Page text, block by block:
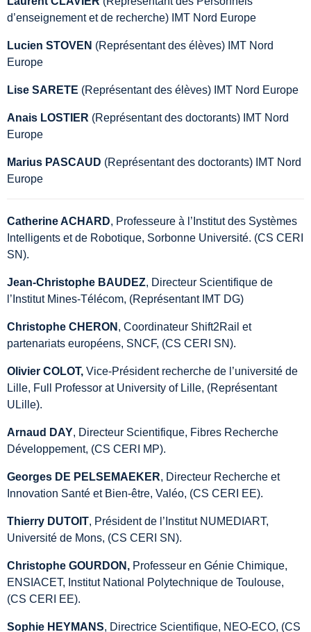
d’enseignement et de recherche) IMT Nord Europe
Lucien STOVEN (Représentant des élèves) IMT Nord
Europe
Lise SARETE (Représentant des élèves) IMT Nord Europe
Anais LOSTIER (Représentant des doctorants) IMT Nord
Europe
Marius PASCAUD (Représentant des doctorants) IMT Nord
Europe
Catherine ACHARD, Professeure à l’Institut des Systèmes
Intelligents et de Robotique, Sorbonne Université. (CS CERI
SN).
Jean-Christophe BAUDEZ, Directeur Scientifique de
l’Institut Mines-Télécom, (Représentant IMT DG)
Christophe CHERON , Coordinateur Shift2Rail et
partenariats européens, SNCF, (CS CERI SN).
Olivier COLOT, Vice-Président recherche de l’université de
Lille, Full Professor at University of Lille, (Représentant
ULille).
Arnaud DAY, Directeur Scientifique, Fibres Recherche
Développement, (CS CERI MP).
Georges DE PELSEMAEKER, Directeur Recherche et
Innovation Santé et Bien-être, Valéo, (CS CERI EE).
Thierry DUTOIT, Président de l’Institut NUMEDIART,
Université de Mons, (CS CERI SN).
Christophe GOURDON, Professeur en Génie Chimique,
ENSIACET, Institut National Polytechnique de Toulouse,
(CS CERI EE).
Sophie HEYMANS, Directrice Scientifique, NEO-ECO, (CS